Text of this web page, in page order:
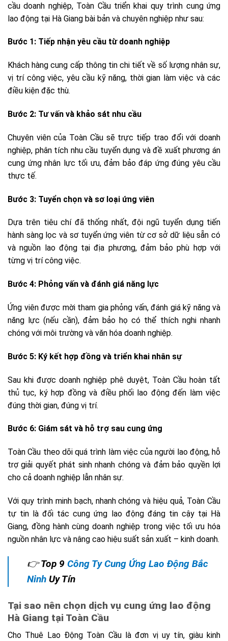
cầu doanh nghiệp, Toàn Cầu triển khai quy trình cung ứng
lao động tại Hà Giang bài bản và chuyên nghiệp như sau:
Bước 1: Tiếp nhận yêu cầu từ doanh nghiệp
Khách hàng cung cấp thông tin chi tiết về số lượng nhân sự,
vị trí công việc, yêu cầu kỹ năng, thời gian làm việc và các
điều kiện đặc thù.
Bước 2: Tư vấn và khảo sát nhu cầu
Chuyên viên của Toàn Cầu sẽ trực tiếp trao đổi với doanh
nghiệp, phân tích nhu cầu tuyển dụng và đề xuất phương án
cung ứng nhân lực tối ưu, đảm bảo đáp ứng đúng yêu cầu
thực tế.
Bước 3: Tuyển chọn và sơ loại ứng viên
Dựa trên tiêu chí đã thống nhất, đội ngũ tuyển dụng tiến
hành sàng lọc và sơ tuyển ứng viên từ cơ sở dữ liệu sẵn có
và nguồn lao động tại địa phương, đảm bảo phù hợp với
từng vị trí công việc.
Bước 4: Phỏng vấn và đánh giá năng lực
Ứng viên được mời tham gia phỏng vấn, đánh giá kỹ năng và
năng lực (nếu cần), đảm bảo họ có thể thích nghi nhanh
chóng với môi trường và văn hóa doanh nghiệp.
Bước 5: Ký kết hợp đồng và triển khai nhân sự
Sau khi được doanh nghiệp phê duyệt, Toàn Cầu hoàn tất
thủ tục, ký hợp đồng và điều phối lao động đến làm việc
đúng thời gian, đúng vị trí.
Bước 6: Giám sát và hỗ trợ sau cung ứng
Toàn Cầu theo dõi quá trình làm việc của người lao động, hỗ
trợ giải quyết phát sinh nhanh chóng và đảm bảo quyền lợi
cho cả doanh nghiệp lẫn nhân sự.
Với quy trình minh bạch, nhanh chóng và hiệu quả, Toàn Cầu
tự tin là đối tác cung ứng lao động đáng tin cậy tại Hà
Giang, đồng hành cùng doanh nghiệp trong việc tối ưu hóa
nguồn nhân lực và nâng cao hiệu suất sản xuất – kinh doanh.
👉Top 9 Công Ty Cung Ứng Lao Động Bắc
Ninh Uy Tín
Tại sao nên chọn dịch vụ cung ứng lao động
Hà Giang tại Toàn Cầu
Cho Thuê Lao Động Toàn Cầu là đơn vị uy tín, giàu kinh